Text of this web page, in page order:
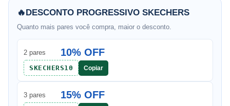
🔥DESCONTO PROGRESSIVO SKECHERS
Quanto mais pares você compra, maior o desconto.
2 pares 10% OFF
SKECHERS10 Copiar
3 pares 15% OFF